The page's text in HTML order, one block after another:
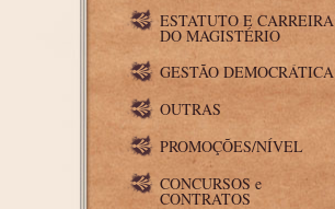
ESTATUTO E CARREIRA
DO MAGISTÉRIO
GESTÃO DEMOCRÁTICA
OUTRAS
PROMOÇÕES/NÍVEL
CONCURSOS e
CONTRATOS